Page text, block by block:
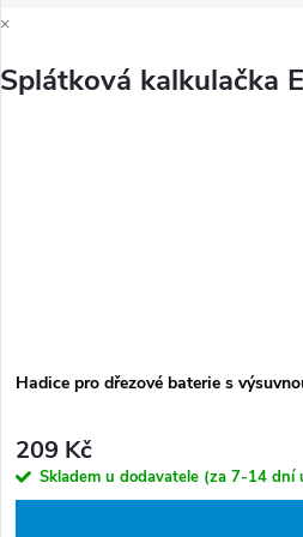
Hadice pro dřezové baterie s
209 Kč
Skladem u dodavatele (za 7-14 dní
×
Splátková kalkulačka